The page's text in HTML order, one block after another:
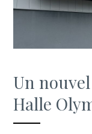
Un
Halle